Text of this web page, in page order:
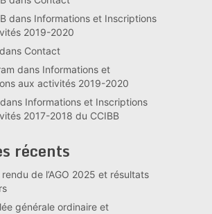
dans Informations et Inscriptions
2019-2020
dans Contact
dans Informations et
aux activités 2019-2020
dans Informations et Inscriptions
2017-2018 du CCIBB
récents
de l’AGO 2025 et résultats
générale ordinaire et